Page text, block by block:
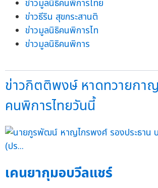
ข่าวมูลนิธิคนพิการไทย
ข่าวธีริน สุขกระสานติ
ข่าวมูลนิธิคนพิการไท
ข่าวมูลนิธิคนพิการ
ข่าวกิตติพงษ์ หาดทวายกา
คนพิการไทยวันนี้
เคนยากุมอบวีลแชร์